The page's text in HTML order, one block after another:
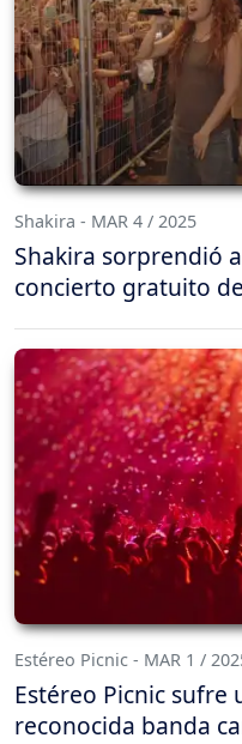
Shakira - MAR 4 / 2025
Shakira sorprendió
concierto gratuito
Estéreo Picnic - MAR 1 /
Estéreo Picnic sufre
reconocida banda